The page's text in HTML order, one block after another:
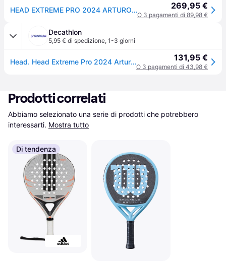
HEAD EXTREME PRO 2024 ARTURO COELLO (Racchetta) 269,95 €
O 3 pagamenti di 89,98 €
Decathlon
5,95 € di spedizione, 1-3 giorni
Head. Head Extreme Pro 2024 Arturo Coello (pala) Racchette Padel Ritiro Gratis - nero - NO SIZE 131,95 €
O 3 pagamenti di 43,98 €
Prodotti correlati
Abbiamo selezionato una serie di prodotti che potrebbero
interessarti. Mostra tutto
Di tendenza